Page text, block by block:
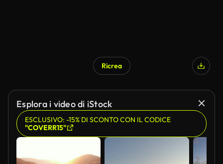
Ricrea
Esplora i video di iStock
ESCLUSIVO: -15% DI SCONTO CON IL CODICE
"COVERR15"